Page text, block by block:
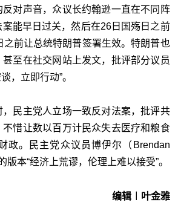
对声音，众议长约翰逊一直在不同阵
能早日过关，然后在26日国殇日之前
之前让总统特朗普签署生效。特朗普也
至在社交网站上发文，批评部分议员
，立即行动”。
民主党人立场一致反对法案，批评共
惜让数以百万计民众失去医疗和粮食
政。民主党众议员博伊尔（Brendan
版本“经济上荒谬，伦理上难以接受”。
编辑︱叶金雅